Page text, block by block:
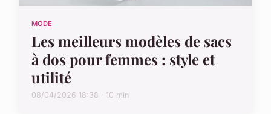
MODE
Les meilleurs modèles de sacs
à dos pour femmes : style et
utilité
08/04/2026 18:38 · 10 min